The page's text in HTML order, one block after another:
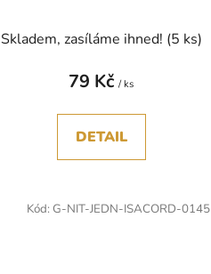
Skladem, zasíláme ihned! (5 ks)
79 Kč/ ks
DETAIL
Kód: G-NIT-JEDN-ISACORD-0145